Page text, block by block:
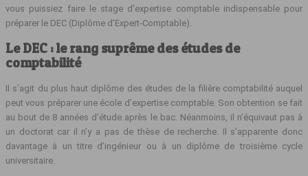
vous puissiez faire le stage d’expertise comptable indispensable pour
préparer le DEC (Diplôme d’Expert-Comptable).
Le DEC : le rang suprême des études de
comptabilité
Il s’agit du plus haut diplôme des études de la filière comptabilité auquel
peut vous préparer une école d’expertise comptable. Son obtention se fait
au bout de 8 années d’étude après le bac. Néanmoins, il n’équivaut pas à
un doctorat car il n’y a pas de thèse de recherche. Il s’apparente donc
davantage à un titre d’ingénieur ou à un diplôme de troisième cycle
universitaire.